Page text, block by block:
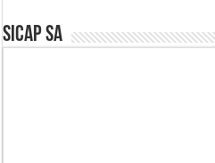
SICAP SA